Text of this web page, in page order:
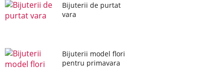
Bijuterii de purtat
vara
Bijuterii model flori
pentru primavara